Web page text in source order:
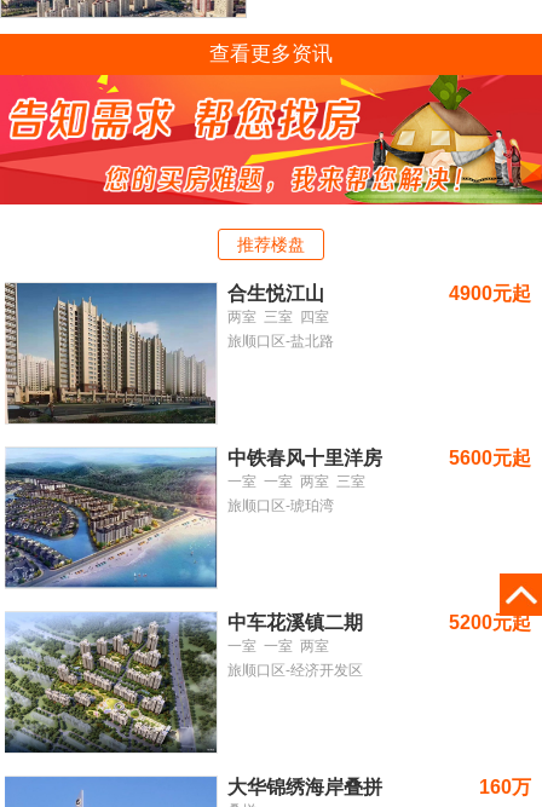
查看更多资讯
推荐楼盘
合生悦江山 4900元起
两室 三室
四室
旅顺口区-盐北路
中铁春风十里洋房 5600元起
一室一室两室 三室
旅顺口区-琥珀湾
中车花溪镇二期 5200元起
一室一室两室
旅顺口区-经济开发区
大华锦绣海岸叠拼 160万